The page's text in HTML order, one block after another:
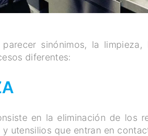
parecer sinónimos, la
diferentes:
en la eliminación de los
utensilios que entran en